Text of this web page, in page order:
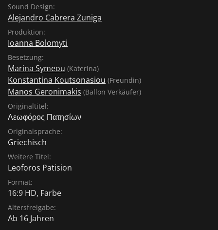
Sound Design:
Alejandro Cabrera Zuniga
Produktion:
Ioanna Bolomyti
Besetzung:
Marina Symeou (Katerina)
Konstantina Koutsonasiou (Freundin)
Manos Geronimakis (Ballon Verkäufer)
Originaltitel:
Λεωφόρος Πατησίων
Originalsprache:
Griechisch
Weitere Titel:
Leoforos Patision
Format:
16:9 HD, Farbe
Altersfreigabe:
Ab 16 Jahren